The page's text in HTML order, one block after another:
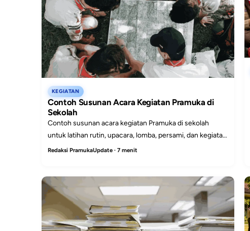
KEGIATAN
Contoh Susunan Acara Kegiatan Pramuka di
Sekolah
Contoh susunan acara kegiatan Pramuka di sekolah
untuk latihan rutin, upacara, lomba, persami, dan kegiatan
khusus yang mudah disesuaikan pembina.
Redaksi PramukaUpdate · 7 menit